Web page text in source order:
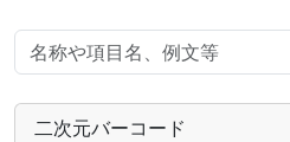
二次元バーコード